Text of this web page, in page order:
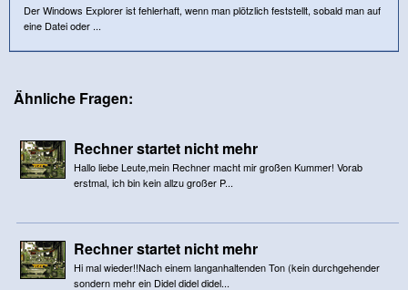
Der Windows Explorer ist fehlerhaft, wenn man plötzlich feststellt, sobald man auf
eine Datei oder ...
Ähnliche Fragen:
Rechner startet nicht mehr
Hallo liebe Leute,mein Rechner macht mir großen Kummer! Vorab
erstmal, ich bin kein allzu großer P...
Rechner startet nicht mehr
Hi mal wieder!!Nach einem langanhaltenden Ton (kein durchgehender
sondern mehr ein Didel didel didel...